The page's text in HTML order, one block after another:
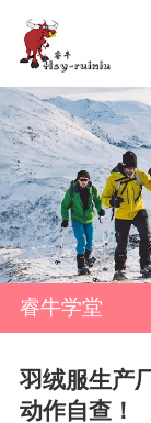
睿牛学堂
羽绒服生产
动作自查！